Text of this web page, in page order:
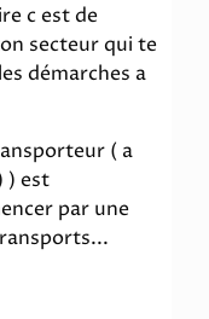
c est de
secteur qui te
démarches a
( a
) est
par une